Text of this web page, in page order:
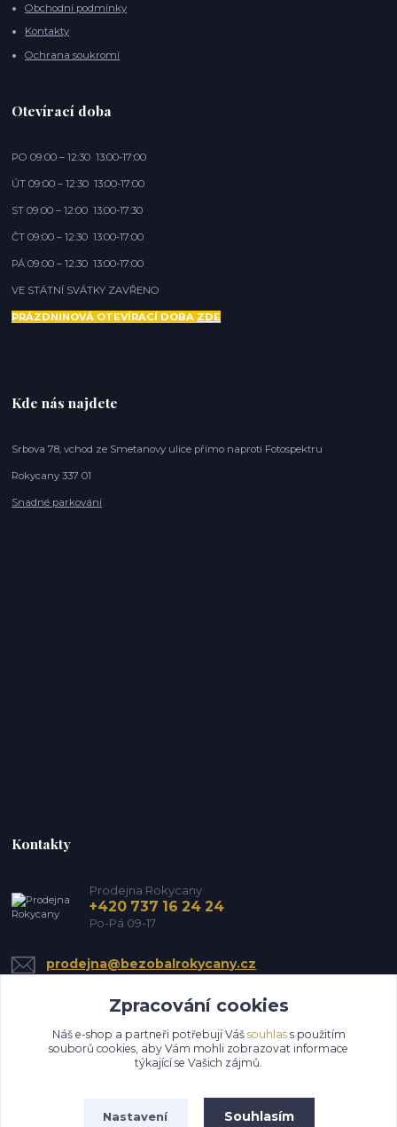
Obchodní podmínky
Kontakty
Ochrana soukromí
Otevírací doba
PO 09:00 – 12:30 13:00-17:00
ÚT 09:00 – 12:30 13:00-17:00
ST 09:00 – 12:00 13:00-17:30
ČT 09:00 – 12:30 13:00-17:00
PÁ 09:00 – 12:30 13:00-17:00
VE STÁTNÍ SVÁTKY ZAVŘENO
PRÁZDNINOVÁ OTEVÍRACÍ DOBA ZDE
Kde nás najdete
Srbova 78, vchod ze Smetanovy ulice přímo naproti Fotospektru
Rokycany 337 01
Snadné parkování
Kontakty
Prodejna Rokycany
+420 737 16 24 24
Po-Pá 09-17
prodejna@bezobalrokycany.cz
Upravit sběr cookies.
Zpracování cookies
Náš e-shop a partneři potřebují Váš souhlass použitím
souborů cookies, aby Vám mohli zobrazovat informace
týkající se Vašich zájmů.
Nastavení Souhlasím